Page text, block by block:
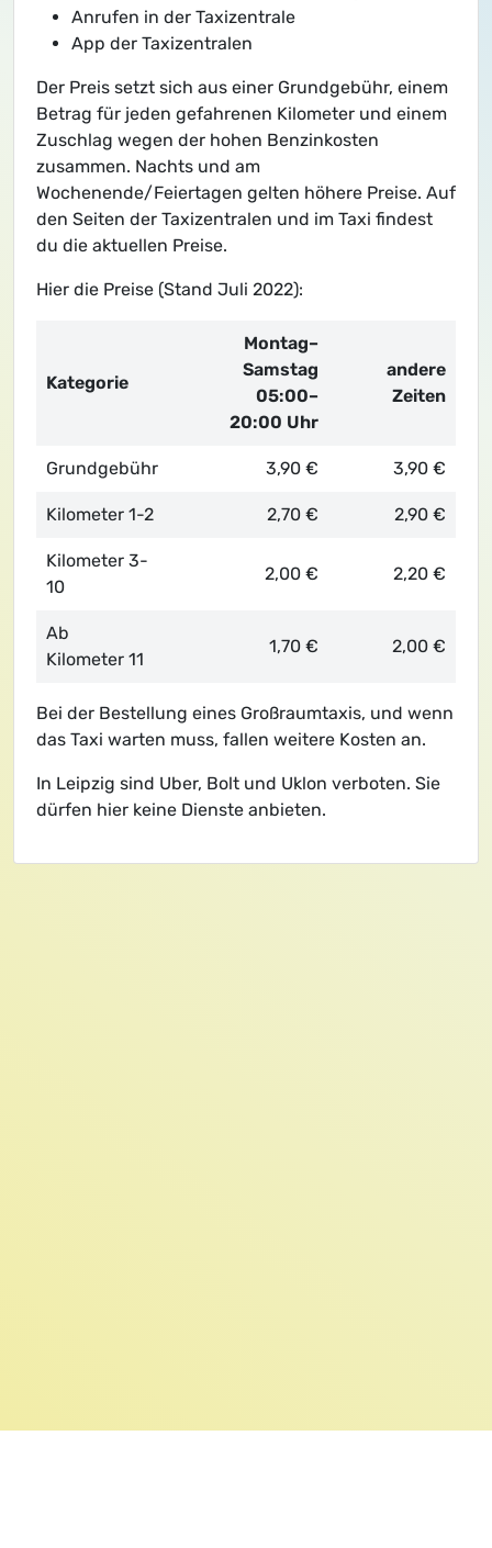
Anrufen in der Taxizentrale
App der Taxizentralen
Der Preis setzt sich aus einer Grundgebühr, einem
Betrag für jeden gefahrenen Kilometer und einem
Zuschlag wegen der hohen Benzinkosten
zusammen. Nachts und am
Wochenende/Feiertagen gelten höhere Preise. Auf
den Seiten der Taxizentralen und im Taxi findest
du die aktuellen Preise.
Hier die Preise (Stand Juli 2022):
Kategorie
Montag–
Samstag
05:00–
20:00 Uhr
andere
Zeiten
Grundgebühr 3,90 € 3,90 €
Kilometer 1-2 2,70 € 2,90 €
Kilometer 3-
10
2,00 € 2,20 €
Ab
Kilometer 11
1,70 € 2,00 €
Bei der Bestellung eines Großraumtaxis, und wenn
das Taxi warten muss, fallen weitere Kosten an.
In Leipzig sind Uber, Bolt und Uklon verboten. Sie
dürfen hier keine Dienste anbieten.